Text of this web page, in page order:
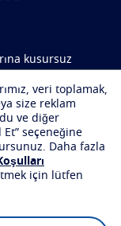
UV filtreleme
kusursuz
veri toplamak,
size reklam
ve diğer
Et” seçeneğine
Daha fazla
için lütfen